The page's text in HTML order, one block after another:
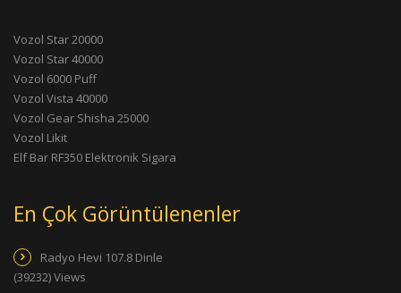
Vozol Star 20000
Vozol Star 40000
Vozol 6000 Puff
Vozol Vista 40000
Vozol Gear Shisha 25000
Vozol Likit
Elf Bar RF350 Elektronik Sigara
En Çok Görüntülenenler
Radyo Hevi 107.8 Dinle
(39232) Views